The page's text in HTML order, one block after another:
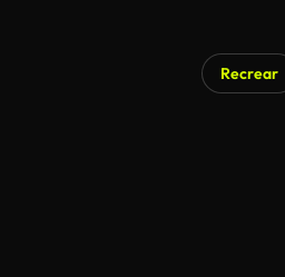
Recrear